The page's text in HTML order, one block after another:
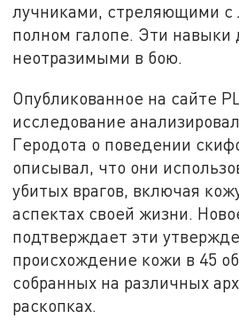
лучниками, стреляющими
полном галопе. Эти навыки
неотразимыми в бою.
Опубликованное на сайте
исследование
Геродота о поведении
описывал, что они
убитых врагов, включая
аспектах своей жизни.
подтверждает эти
происхождение кожи в 45
собранных на различных
раскопках.